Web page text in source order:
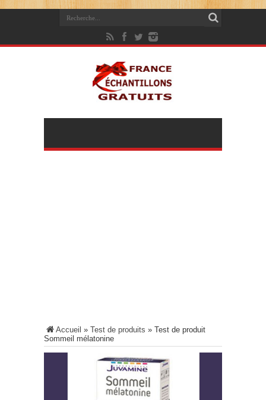
Accueil » Test de produits » Test de produit
Sommeil mélatonine